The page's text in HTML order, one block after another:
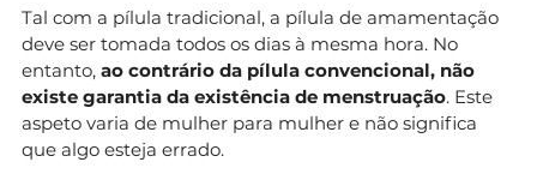
Tal com a pílula tradicional, a pílula de amamentação
deve ser tomada todos os dias à mesma hora. No
entanto, ao contrário da pílula convencional, não
existe garantia da existência de menstruação. Este
aspeto varia de mulher para mulher e não significa
que algo esteja errado.